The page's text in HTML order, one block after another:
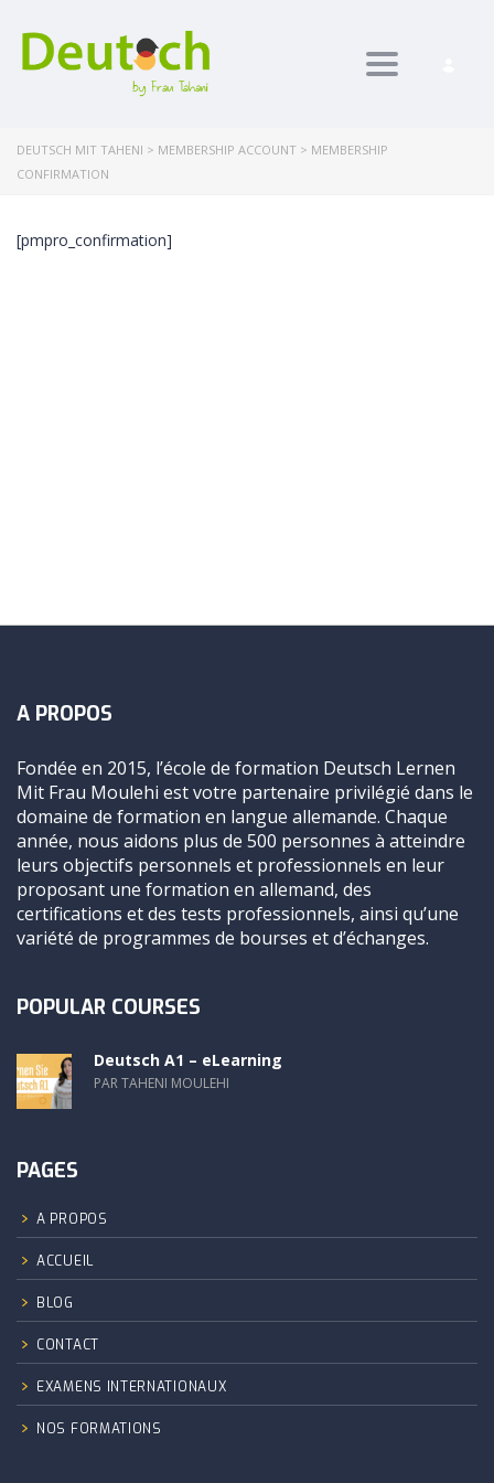
Toggle
DEUTSCH MIT TAHENI > MEMBERSHIP ACCOUNT > MEMBERSHIP
CONFIRMATION
[pmpro_confirmation]
A PROPOS
Fondée en 2015, l’école de formation Deutsch Lernen
Mit Frau Moulehi est votre partenaire privilégié dans le
domaine de formation en langue allemande. Chaque
année, nous aidons plus de 500 personnes à atteindre
leurs objectifs personnels et professionnels en leur
proposant une formation en allemand, des
certifications et des tests professionnels, ainsi qu’une
variété de programmes de bourses et d’échanges.
POPULAR COURSES
Deutsch A1 – eLearning
PAR TAHENI MOULEHI
PAGES
A PROPOS
ACCUEIL
BLOG
CONTACT
EXAMENS INTERNATIONAUX
NOS FORMATIONS